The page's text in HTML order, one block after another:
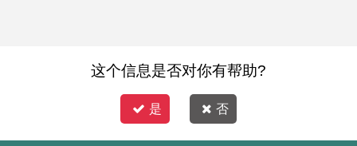
这个信息是否对你有帮助?
是 否